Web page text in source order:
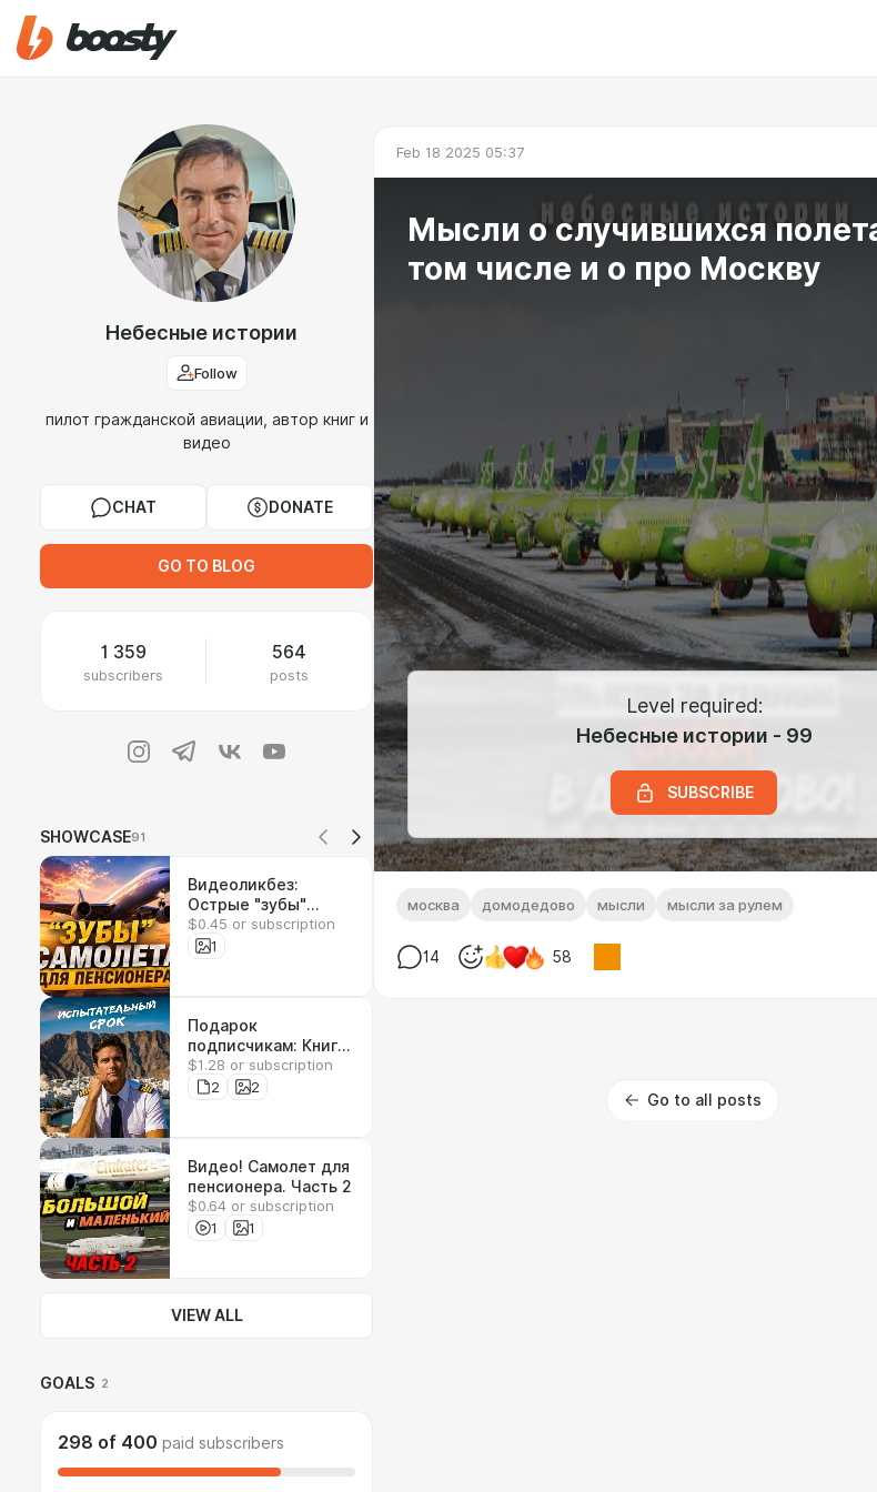
Небесные истории
Follow
пилот гражданской авиации, автор книг и
видео
CHAT DONATE
GO TO BLOG
1 359
subscribers
564
posts
SHOWCASE91
Видеоликбез:
Острые "зубы"
самолета для
пенсионера
$0.45 or subscription
1
Подарок
подписчикам: Книга
"Испытательный
срок"
$1.28 or subscription
2
2
Видео! Самолет для
пенсионера. Часть 2
$0.64 or subscription
1
1
VIEW ALL
GOALS 2
298 of 400 paid subscribers
Feb 18 2025 05:37
Мысли о случившихся
том числе и о про Москву
Level required:
Небесные истории - 99
SUBSCRIBE
москва домодедово мысли мысли за рулем
14 58
Go to all posts